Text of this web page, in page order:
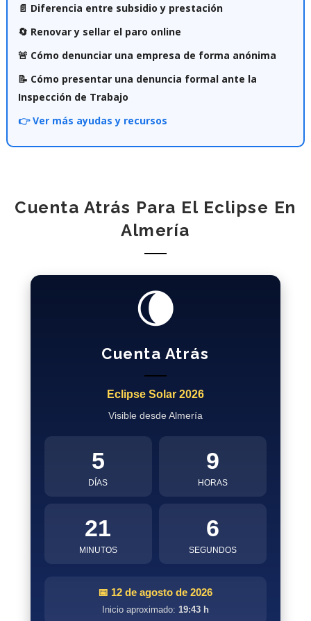
📄 Diferencia entre subsidio y prestación
🔄 Renovar y sellar el paro online
🚨 Cómo denunciar una empresa de forma anónima
📝 Cómo presentar una denuncia formal ante la
Inspección de Trabajo
👉 Ver más ayudas y recursos
Cuenta Atrás Para El Eclipse En
Almería
🌘
Cuenta Atrás
Eclipse Solar 2026
Visible desde Almería
5
DÍAS
9
HORAS
21
MINUTOS
5
SEGUNDOS
📅 12 de agosto de 2026
Inicio aproximado: 19:43 h